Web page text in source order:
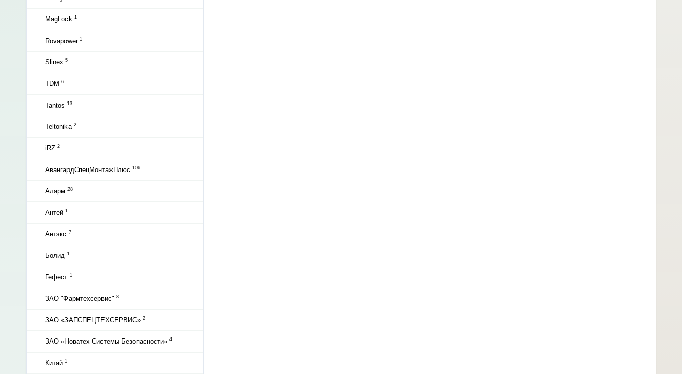
MagLock 1
Rovapower 1
Slinex 5
TDM 6
Tantos 13
Teltonika 2
iRZ 2
АвангардСпецМонтажПлюс 106
Аларм 28
Антей 1
Антэкс 7
Болид 1
Гефест 1
ЗАО "Фармтехсервис" 8
ЗАО «ЗАПСПЕЦТЕХСЕРВИС» 2
ЗАО «Новатех Системы Безопасности» 4
Китай 1